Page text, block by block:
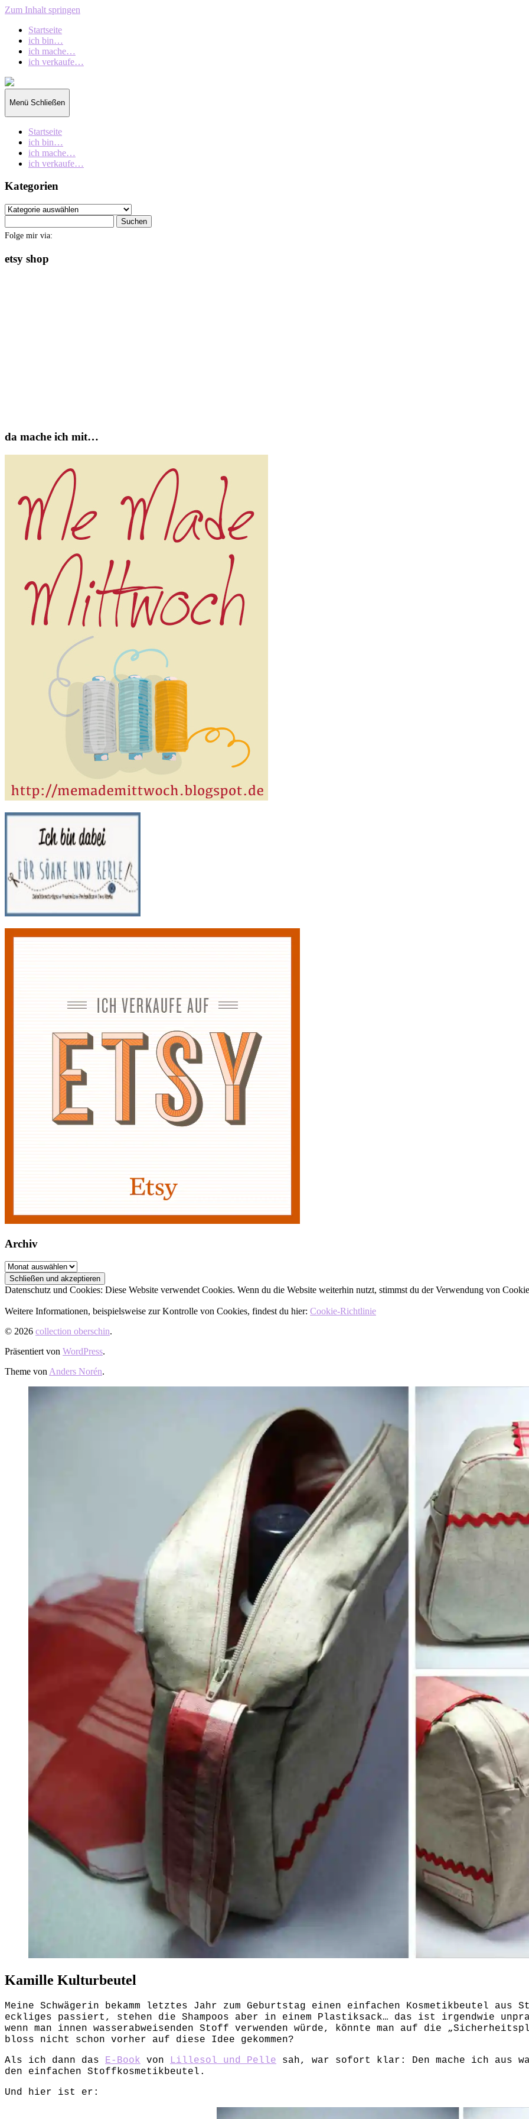
Zum Inhalt springen
Startseite
ich bin…
ich mache…
ich verkaufe…
collection
oberschin
Menü Schließen
Startseite
ich bin…
ich mache…
ich verkaufe…
Kategorien
Kategorien
nach:
Folge mir via:
etsy shop
da mache ich mit…
Archiv
Archiv
Datenschutz und Cookies: Diese Website verwendet Cookies. Wenn du die Website weiterhin nutzt, stimmst du der Verwendung von
Weitere Informationen, beispielsweise zur Kontrolle von Cookies, findest du hier: Cookie-Richtlinie
© 2026 collection oberschin.
Präsentiert von WordPress.
Theme vonAnders Norén.
Kamille Kulturbeutel
Meine Schwägerin bekamm letztes Jahr zum Geburtstag einen einfachen Kosmetikbeutel
eckliges passiert, stehen die Shampoos aber in einem Plastiksack… das ist irgendwie
wenn man innen wasserabweisenden Stoff verwenden würde, könnte man auf die
bloss nicht schon vorher auf diese Idee gekommen?
Als ich dann das E-Book von Lillesol und Pelle sah, war sofort klar: Den mache ich aus
den einfachen Stoffkosmetikbeutel.
Und hier ist er: